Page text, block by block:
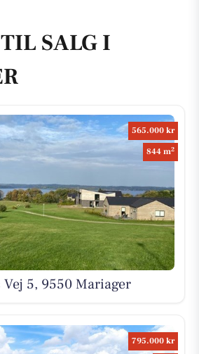
SALG I
565.000 kr
844 m2
Vej 5, 9550 Mariager
795.000 kr